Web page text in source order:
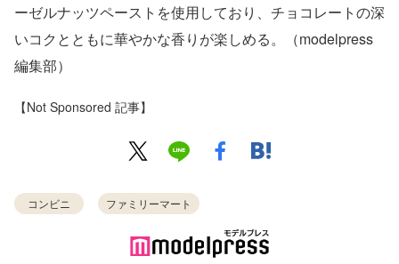
ーゼルナッツペーストを使用しており、チョコレートの深
いコクとともに華やかな香りが楽しめる。（modelpress
編集部）
【Not Sponsored 記事】
コンビニ ファミリーマート